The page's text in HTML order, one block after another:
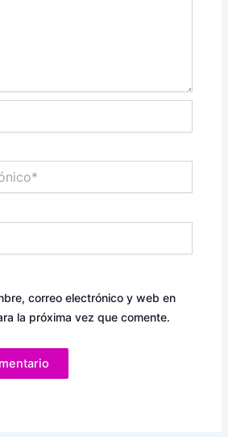
correo electrónico y web en
la próxima vez que comente.